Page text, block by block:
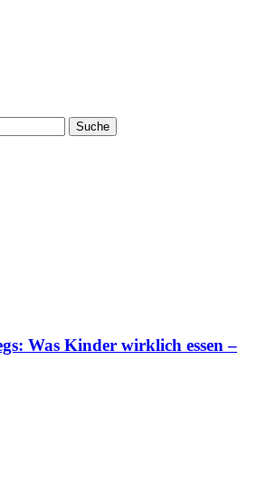
Was Kinder wirklich essen –